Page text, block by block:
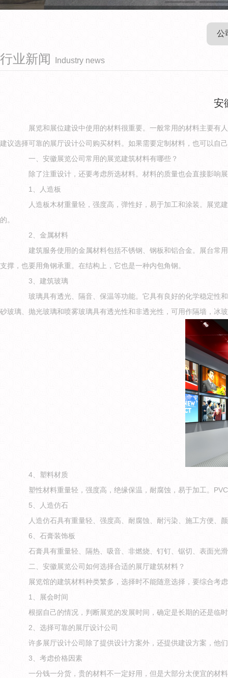
公
行业新闻 Industry news
安
展览和展位建设中使用的材料很重要。一般常用的材料主要有人
建议选择可靠的展厅设计公司购买材料。如果需要定制材料，也可以自
一、安徽展览公司常用的展览建筑材料有哪些？
除了注重设计，还要考虑所选材料。材料的质量也会直接影响
1、人造板
人造板木材重量轻，强度高，弹性好，易于加工和涂装。展览建
的。
2、金属材料
建筑服务使用的金属材料包括不锈钢、钢板和铝合金。展台常用
支撑，也要用角钢承重。在结构上，它也是一种内包角钢。
3、建筑玻璃
玻璃具有透光、隔音、保温等功能。它具有良好的化学稳定性和
砂玻璃、抛光玻璃和喷雾玻璃具有透光性和非透光性，可用作隔墙，冰
4、塑料材质
塑性材料重量轻，强度高，绝缘保温，耐腐蚀，易于加工。
5、人造仿石
人造仿石具有重量轻、强度高、耐腐蚀、耐污染、施工方便、颜
6、石膏装饰板
石膏具有重量轻、隔热、吸音、非燃烧、钉钉、锯切、表面光
二、安徽展览公司如何选择合适的展厅建筑材料？
展览馆的建筑材料种类繁多，选择时不能随意选择，要综合考
1、展会时间
根据自己的情况，判断展览的发展时间，确定是长期的还是临时
2、选择可靠的展厅设计公司
许多展厅设计公司除了提供设计方案外，还提供建设方案，他
3、考虑价格因素
一分钱一分货，贵的材料不一定好用，但是大部分太便宜的材料